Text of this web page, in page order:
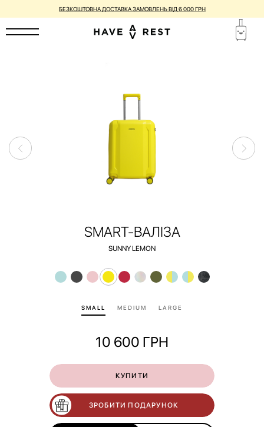
ВАЛІЗИ З НЕДОСКОНАЛОСТЯМИ ЗІ ЗНИЖКОЮ ДО -25%
SMART-ВАЛІЗА
SUNNY LEMON
SMALL MEDIUM LARGE
10 600 ГРН
КУПИТИ
ЗРОБИТИ ПОДАРУНОК